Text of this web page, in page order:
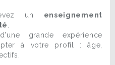
un enseignement
.
grande expérience
à votre profil : âge,